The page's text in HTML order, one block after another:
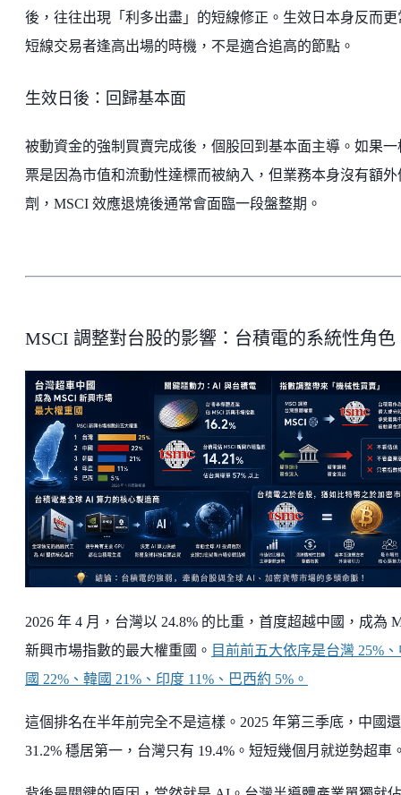
後，往往出現「利多出盡」的短線修正。生效日本身反而更
短線交易者逢高出場的時機，不是適合追高的節點。
生效日後：回歸基本面
被動資金的強制買賣完成後，個股回到基本面主導。如果一
票是因為市值和流動性達標而被納入，但業務本身沒有額外
劑，MSCI 效應退燒後通常會面臨一段盤整期。
MSCI 調整對台股的影響：台積電的系統性角色
2026 年 4 月，台灣以 24.8% 的比重，首度超越中國，成為
新興市場指數的最大權重國。 目前前五大依序是台灣 25%
國 22%、韓國 21%、印度 11%、巴西約 5%。
這個排名在半年前完全不是這樣。2025 年第三季底，中國
31.2% 穩居第一，台灣只有 19.4%。短短幾個月就逆勢超車